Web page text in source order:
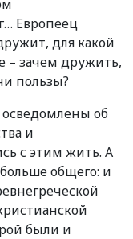
Европеец
для какой
– зачем дружить,
пользы?
об
и
с этим жить. А
общего: и
были и